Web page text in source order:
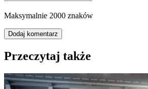
Maksymalnie 2000 znaków
Dodaj komentarz
Przeczytaj także